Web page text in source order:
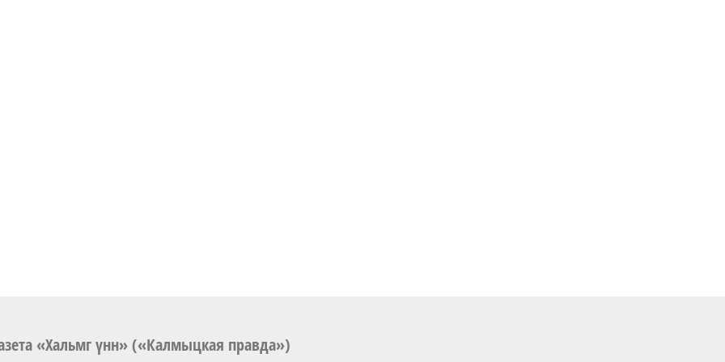
«Хальмг үнн» («Калмыцкая правда»)